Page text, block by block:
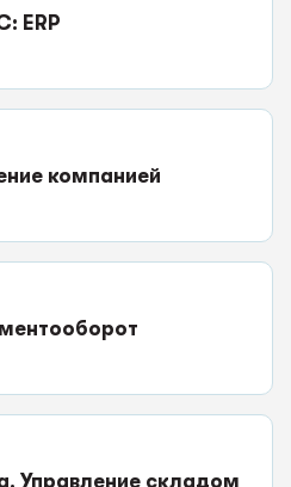
ERP
компанией
Управление складом